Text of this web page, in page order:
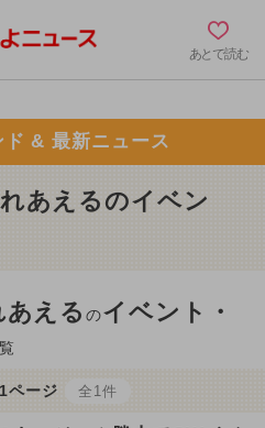
あとで読む
& 最新ニュース
あえるのイベン
あえるのイベント・
ページ 全1件